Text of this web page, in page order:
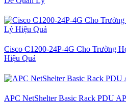
Cisco C1200-24P-4G Cho Trường
Hiệu Quả
APC NetShelter Basic Rack PDU